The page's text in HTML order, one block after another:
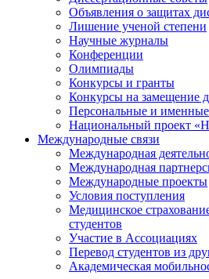
Объявления о защитах
Лишение ученой степени
Научные журналы
Конференции
Олимпиады
Конкурсы и гранты
Конкурсы на замещение
Персональные и
Национальный проект
Международные связи
Международная
Международная
Международные проекты
Условия поступления
Медицинское
студентов
Участие в Ассоциациях
Перевод студентов из
Академическая